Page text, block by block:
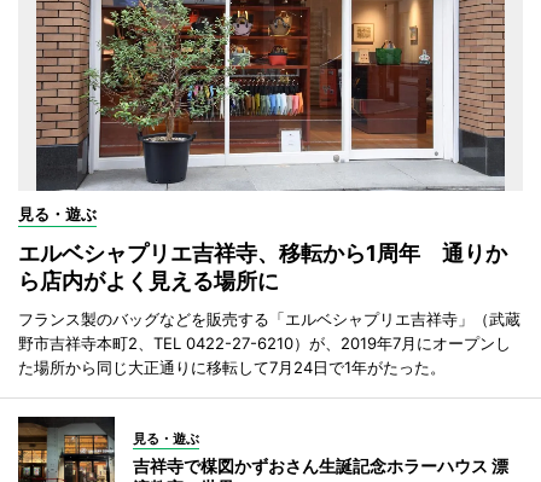
見る・遊ぶ
エルベシャプリエ吉祥寺、移転から1周年 通りか
ら店内がよく見える場所に
フランス製のバッグなどを販売する「エルベシャプリエ吉祥寺」（武蔵
野市吉祥寺本町2、TEL 0422-27-6210）が、2019年7月にオープンし
た場所から同じ大正通りに移転して7月24日で1年がたった。
見る・遊ぶ
吉祥寺で楳図かずおさん生誕記念ホラーハウス 漂